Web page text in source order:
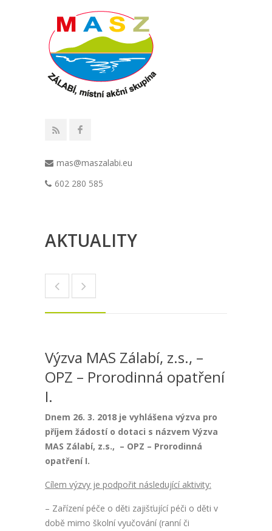
mas@maszalabi.eu
602 280 585
AKTUALITY
Výzva MAS Zálabí, z.s., –
OPZ – Prorodinná opatření
I.
Dnem 26. 3. 2018 je vyhlášena výzva pro
příjem žádostí o dotaci s názvem Výzva
MAS Zálabí, z.s., – OPZ – Prorodinná
opatření I.
Cílem výzvy je podpořit následující aktivity:
– Zařízení péče o děti zajišťující péči o děti v
době mimo školní vyučování (ranní či